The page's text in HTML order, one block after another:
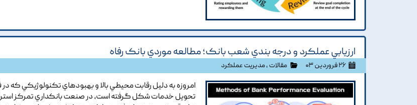
ارزيابي عملکرد و درجه بندي شعب بانک؛ مطالعه موردي بانک رفاه
۲۶ فروردین ۰۳ مقالات ،مدیریت عملکرد
امروزه به دليل رقابت محيطي بالا و بهبودهاي تکنولوژيکي که در
تحويل خدمات شکل گرفته است, در صنعت بانکداري تمرکز